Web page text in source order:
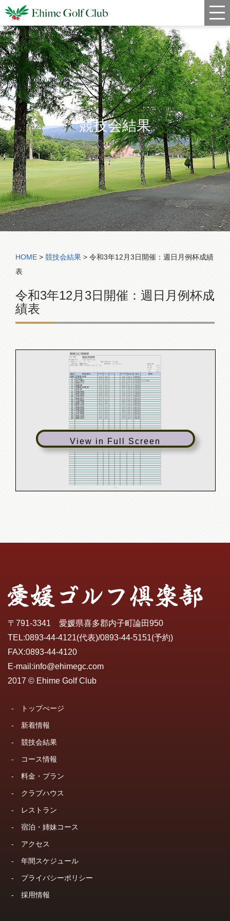
新着情報
コース情報
料金
クラブハウス
レストラン
年間スケジュール
宿泊・姉妹コース
アクセス
競技会結果
HOME > 競技会結果 > 令和3年12月3日開催：週日月例杯成績
表
令和3年12月3日開催：週日月例杯成
績表
View in Full Screen
愛媛ゴルフ倶楽部
コンペ名: 週日月例杯
開催年月日：
21年12月3日 (金)
使用コース：
順位決定方法：
競技方法：
申告ハンディ 優先順位：
HDCP上限：
男性：30 女性：30 シニア：30 男 性:
人
女 性:
人
119 23.0 96.0
20 西野 栄次 59 60
91.0
19 宮﨑 五郎 54 54 108 17.0
116 30.0 86.0
18 三好 寿美 54 62
84.0
17 上坂 建志 54 52 106 22.0
102 20.0 82.0
16 宮瀬 宗徳 47 55
82.0
15 佐藤 伸彦 47 53 100 18.0
101 19.0 82.0
14 橋本 州生 50 51
82.0
13 成岡 千晶 51 48 99 17.0
105 24.0 81.0
12 上坂 晴美 50 55
80.0
11 岡田 福子 43 51 94 14.0
99 19.0 80.0
10 大塚 喜生 49 50
79.0
9 若宮 友和 40 50 90 11.0
95 19.0 76.0
8 井藤 明德 46 49
76.0
7 水本 忠 46 46 92 16.0
102 26.0 76.0
6 宇都宮 利津美 52 50
75.0
5 兵頭 博 48 54 102 27.0
100 27.0 73.0
4 池田 久子 47 53
72.0 ベスグロ賞
3 天川 雅詞 41 43 84 12.0
89 18.0 71.0
2 片山 宏 46 43
68.0
優勝 伊勢家 圭喜 44 46 90 22.0
GROSS HDCP NET 備考
順位 参加者名 KING PRINCE QUEEN
20
14
1 / 1
〒791-3341 愛媛県喜多郡内子町論田950
TEL:0893-44-4121(代表)/0893-44-5151(予約)
FAX:0893-44-4120
E-mail:info@ehimegc.com
2017 © Ehime Golf Club
- トップぺージ
- 新着情報
- 競技会結果
- コース情報
- 料金・プラン
- クラブハウス
- レストラン
- 宿泊・姉妹コース
- アクセス
- 年間スケジュール
- プライバシーポリシー
- 採用情報